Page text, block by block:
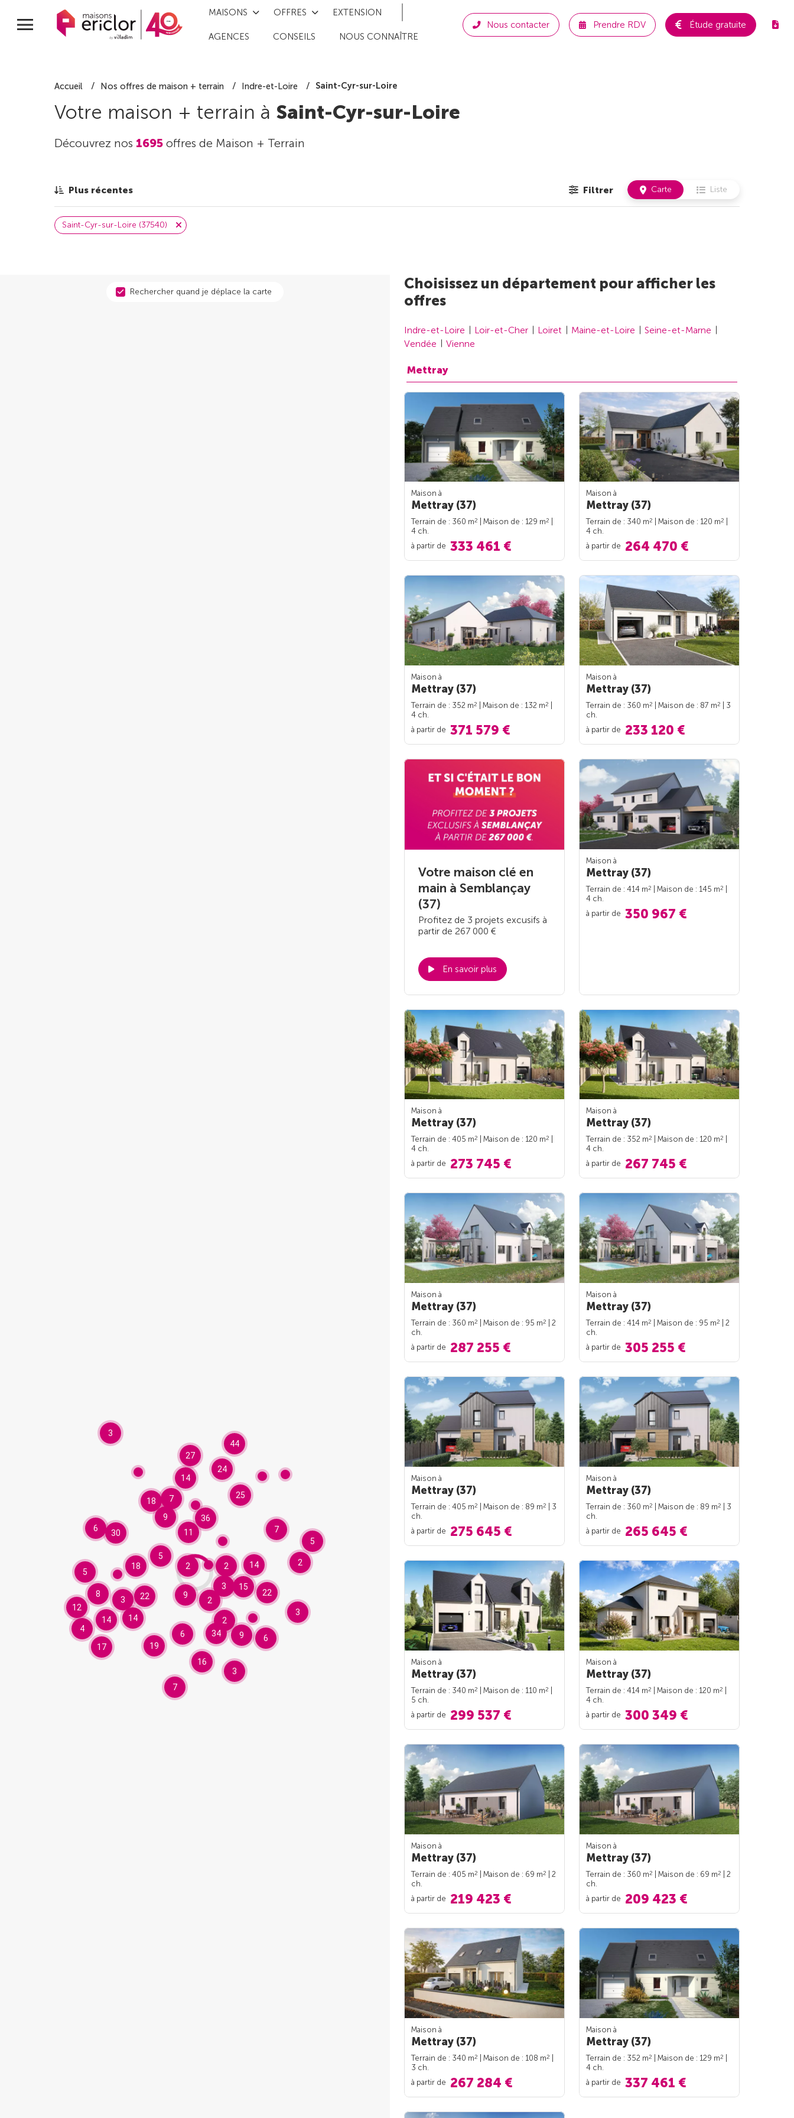
MAISONS OFFRES EXTENSION
AGENCES CONSEILS NOUS CONNAÎTRE
Nous contacter Prendre RDV Étude gratuite
Accueil Nos offres de maison + terrain Indre-et-Loire Saint-Cyr-sur-Loire
Votre maison + terrain à Saint-Cyr-sur-Loire
Découvrez nos 1695 offres de Maison + Terrain
Plus récentes Filtrer Carte Liste
Saint-Cyr-sur-Loire (37540)
18
44
5
7
24
27
17
34
25
30
12
9
14
22 22
15
14
36
14
9
5
19
14 2
11
18
7
9
6
7
6
5
16
2
2
6
3
3
3
2
8
3
4
3
2
Rechercher quand je déplace la carte
Choisissez un département pour afficher les
offres
Indre-et-Loire Loir-et-Cher Loiret Maine-et-Loire
Seine-et-Marne
Vendée
Vienne
Mettray
Maison à
Mettray (37)
Terrain de : 360 m2 | Maison de : 129 m2
4 ch.
à partir de 333 461 €
Maison à
Mettray (37)
Terrain de : 340 m2 | Maison de : 120 m2
4 ch.
à partir de 264 470 €
Maison à
Mettray (37)
Terrain de : 352 m2 | Maison de : 132 m2
4 ch.
à partir de 371 579 €
Maison à
Mettray (37)
Terrain de : 360 m2 | Maison de : 87 m2
| 3
ch.
à partir de 233 120 €
Votre maison clé en
main à Semblançay
(37)
Profitez de 3 projets excusifs à
partir de 267 000 €
En savoir plus
Maison à
Mettray (37)
Terrain de : 414 m2 | Maison de : 145 m2
4 ch.
à partir de 350 967 €
Maison à
Mettray (37)
Terrain de : 405 m2 | Maison de : 120 m2
4 ch.
à partir de 273 745 €
Maison à
Mettray (37)
Terrain de : 352 m2 | Maison de : 120 m2
4 ch.
à partir de 267 745 €
Maison à
Mettray (37)
Terrain de : 360 m2 | Maison de : 95 m2
| 2
ch.
à partir de 287 255 €
Maison à
Mettray (37)
Terrain de : 414 m2 | Maison de : 95 m2
| 2
ch.
à partir de 305 255 €
Maison à
Mettray (37)
Terrain de : 405 m2 | Maison de : 89 m2
| 3
ch.
à partir de 275 645 €
Maison à
Mettray (37)
Terrain de : 360 m2 | Maison de : 89 m2
| 3
ch.
à partir de 265 645 €
Maison à
Mettray (37)
Terrain de : 340 m2 | Maison de : 110 m2
5 ch.
à partir de 299 537 €
Maison à
Mettray (37)
Terrain de : 414 m2 | Maison de : 120 m2
4 ch.
à partir de 300 349 €
Maison à
Mettray (37)
Terrain de : 405 m2 | Maison de : 69 m2
| 2
ch.
à partir de 219 423 €
Maison à
Mettray (37)
Terrain de : 360 m2 | Maison de : 69 m2
| 2
ch.
à partir de 209 423 €
Maison à
Mettray (37)
Terrain de : 340 m2 | Maison de : 108 m2
3 ch.
à partir de 267 284 €
Maison à
Mettray (37)
Terrain de : 352 m2 | Maison de : 129 m2
4 ch.
à partir de 337 461 €